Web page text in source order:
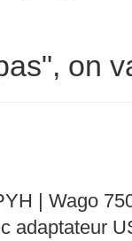
on
| Wago
adaptateur